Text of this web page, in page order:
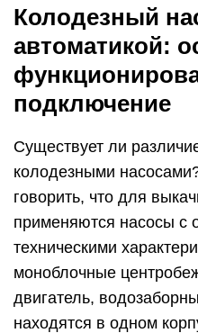
Колодезный
автоматикой:
подключение
Существует ли
колодезными
говорить, что для
применяются насосы с
техническими
моноблочные
двигатель,
находятся в одном